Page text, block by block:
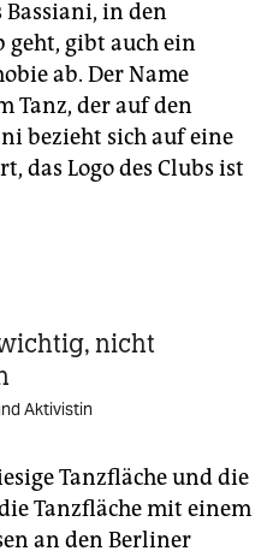
in den
gibt auch ein
ab. Der Name
Tanz, der auf den
bezieht sich auf eine
das Logo des Clubs ist
nicht
Aktivistin
Tanzfläche und die
Tanzfläche mit einem
an den Berliner